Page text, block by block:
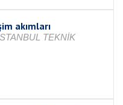
akımları
TEKNİK